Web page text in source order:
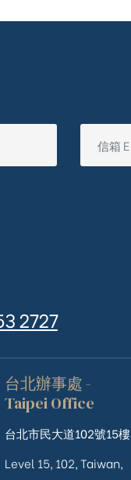
2727
台北辦事處 -
Taipei Office
台北市民大道102號15樓
Level 15, 102, Taiwan,